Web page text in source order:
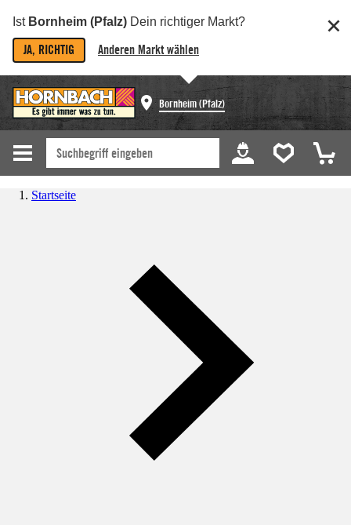
Ist Bornheim (Pfalz) Dein richtiger Markt?
JA, RICHTIG Anderen Markt wählen
Bornheim (Pfalz)
Startseite